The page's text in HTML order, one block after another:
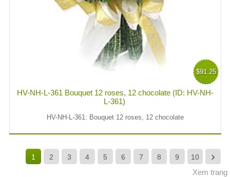
$91.25
HV-NH-L-361 Bouquet 12 roses, 12 chocolate (ID: HV-NH-
L-361)
HV-NH-L-361: Bouquet 12 roses, 12 chocolate
1 2 3 4 5 6 7 8 9 10 ›
Xem trang